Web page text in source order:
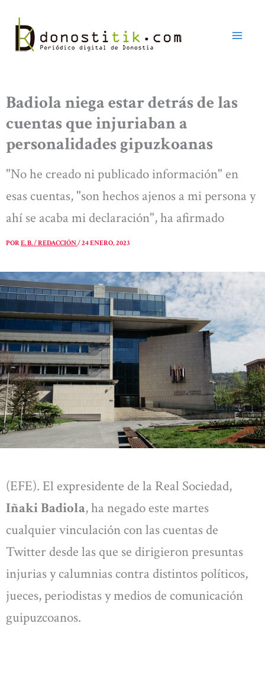
contenido
Badiola niega estar detrás de las
cuentas que injuriaban a
personalidades gipuzkoanas
"No he creado ni publicado información" en
esas cuentas, "son hechos ajenos a mi persona y
ahí se acaba mi declaración", ha afirmado
PORE. B. / REDACCIÓN/24 ENERO, 2023
(EFE). El expresidente de la Real Sociedad,
Iñaki Badiola, ha negado este martes
cualquier vinculación con las cuentas de
Twitter desde las que se dirigieron presuntas
injurias y calumnias contra distintos políticos,
jueces, periodistas y medios de comunicación
guipuzcoanos.